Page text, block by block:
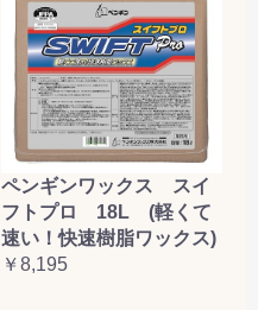
ペンギンワックス スイ
フトプロ 18L (軽くて
速い！快速樹脂ワックス)
￥8,195